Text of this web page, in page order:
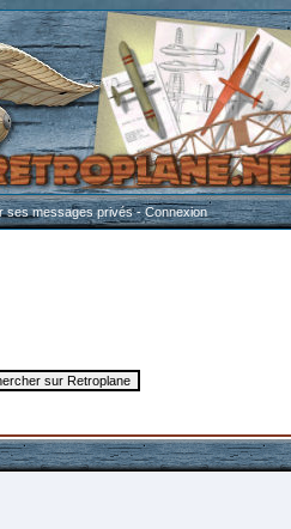
ses messages privés-Connexion